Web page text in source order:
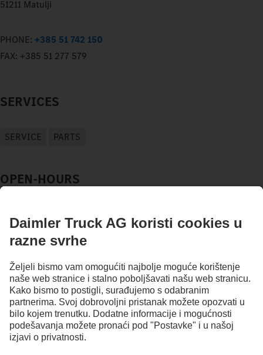
51211 Matulji
PHONE: +385 51 742 150
FAX: +385 51 277 579
SERVICES
SERVICE PARTS
OPEN-HOURS
PARTS
OSTANI U KONTAKTU.
Otkrij Mercedes-Benz Trucks na našim digitalnim kanalima.